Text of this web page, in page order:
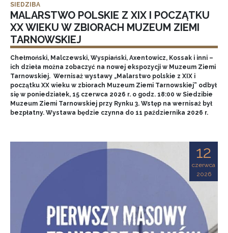
SIEDZIBA
MALARSTWO POLSKIE Z XIX I POCZĄTKU
XX WIEKU W ZBIORACH MUZEUM ZIEMI
TARNOWSKIEJ
Chełmoński, Malczewski, Wyspiański, Axentowicz, Kossak i inni –
ich dzieła można zobaczyć na nowej ekspozycji w Muzeum Ziemi
Tarnowskiej. Wernisaż wystawy „Malarstwo polskie z XIX i
początku XX wieku w zbiorach Muzeum Ziemi Tarnowskiej” odbył
się w poniedziałek, 15 czerwca 2026 r. o godz. 18:00 w Siedzibie
Muzeum Ziemi Tarnowskiej przy Rynku 3. Wstęp na wernisaż był
bezpłatny. Wystawa będzie czynna do 11 października 2026 r.
12
czerwca
2026